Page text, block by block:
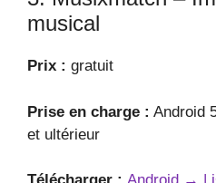
musical
Prix : gratuit
Prise en charge : Android
et ultérieur